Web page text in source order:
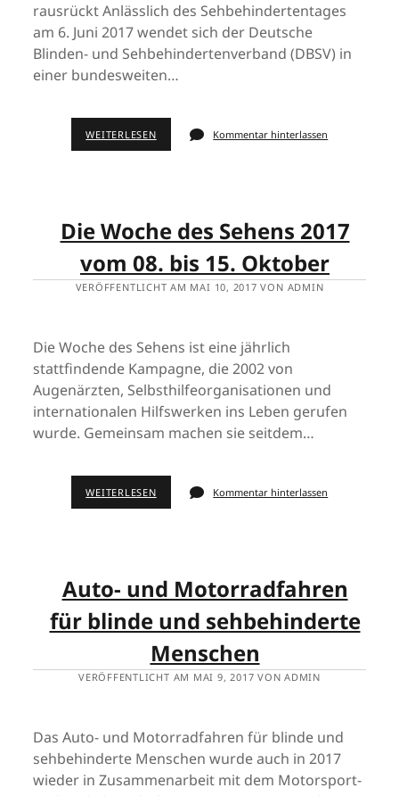
rausrückt Anlässlich des Sehbehindertentages
am 6. Juni 2017 wendet sich der Deutsche
Blinden- und Sehbehindertenverband (DBSV) in
einer bundesweiten…
WEITERLESEN Kommentar hinterlassen
Die Woche des Sehens 2017
vom 08. bis 15. Oktober
VERÖFFENTLICHT AM MAI 10, 2017 VON ADMIN
Die Woche des Sehens ist eine jährlich
stattfindende Kampagne, die 2002 von
Augenärzten, Selbsthilfeorganisationen und
internationalen Hilfswerken ins Leben gerufen
wurde. Gemeinsam machen sie seitdem…
WEITERLESEN Kommentar hinterlassen
Auto- und Motorradfahren
für blinde und sehbehinderte
Menschen
VERÖFFENTLICHT AM MAI 9, 2017 VON ADMIN
Das Auto- und Motorradfahren für blinde und
sehbehinderte Menschen wurde auch in 2017
wieder in Zusammenarbeit mit dem Motorsport-